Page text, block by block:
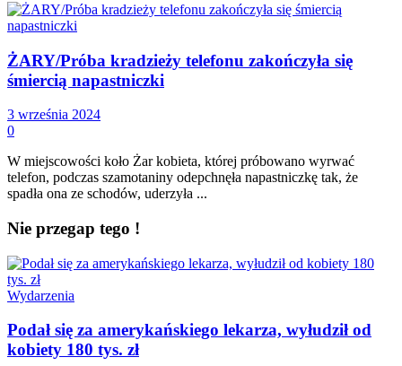
ŻARY/Próba kradzieży telefonu zakończyła się
śmiercią napastniczki
3 września 2024
0
W miejscowości koło Żar kobieta, której próbowano wyrwać
telefon, podczas szamotaniny odepchnęła napastniczkę tak, że
spadła ona ze schodów, uderzyła ...
Nie przegap tego !
Wydarzenia
Podał się za amerykańskiego lekarza, wyłudził od
kobiety 180 tys. zł